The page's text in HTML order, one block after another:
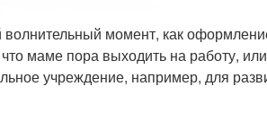
волнительный момент, как
маме пора выходить на работу, или
учреждение, например, для